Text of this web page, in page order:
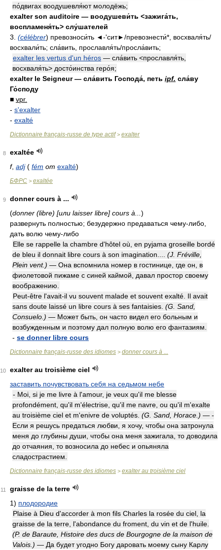
по́двигах воодушевля́ют молодёжь;
exalter son auditoire — воодушеви́ть <зажига́ть,
воспламеня́ть> слу́шателей
3. (célébrer) превозноси́ть ◄-'сит►/превознести́*, восхваля́ть/
восхвали́ть; сла́вить, прославля́ть/просла́вить;
exalter les vertus d'un héros — сла́вить <прославля́ть,
восхваля́ть> досто́инства геро́я;
exalter le Seigneur — сла́вить Господа́, петь ipf. сла́ву
Го́споду
■ vpr.
- s'exalter
- exalté
Dictionnaire français-russe de type actif> exalter
8
exaltée
f, adj( fém от exalté)
БФРС > exaltée
9
donner cours à ...
(donner (libre) [или laisser libre] cours à... )
развернуть полностью; безудержно предаваться чему-либо,
дать волю чему-либо
Elle se rappelle la chambre d'hôtel où, en pyjama groseille bordé
de bleu il donnait libre cours à son imagination.... (J. Fréville,
Plein vent.) — Она вспомнила номер в гостинице, где он, в
фиолетовой пижаме с синей каймой, давал простор своему
воображению.
Peut-être l'avait-il vu souvent malade et souvent exalté. Il avait
sans doute laissé un libre cours à ses fantaisies. (G. Sand,
Consuelo.) — Может быть, он часто видел его больным и
возбужденным и поэтому дал полную волю его фантазиям.
- se donner libre cours
Dictionnaire français-russe des idiomes > donner cours à ...
10
exalter au troisième ciel
заставить почувствовать себя на седьмом небе
- Moi, si je me livre à l'amour, je veux qu'il me blesse
profondément, qu'il m'électrise, qu'il me navre, ou qu'il m'exalte
au troisième ciel et m'enivre de voluptés. (G. Sand, Horace.) — -
Если я решусь предаться любви, я хочу, чтобы она затронула
меня до глубины души, чтобы она меня зажигала, то доводила
до отчаяния, то возносила до небес и опьяняла
сладострастием.
Dictionnaire français-russe des idiomes > exalter au troisième ciel
11
graisse de la terre
1) плодородие
Plaise à Dieu d'accorder à mon fils Charles la rosée du ciel, la
graisse de la terre, l'abondance du froment, du vin et de l'huile.
(P. de Baraute, Histoire des ducs de Bourgogne de la maison de
Valois.) — Да будет угодно Богу даровать моему сыну Карлу